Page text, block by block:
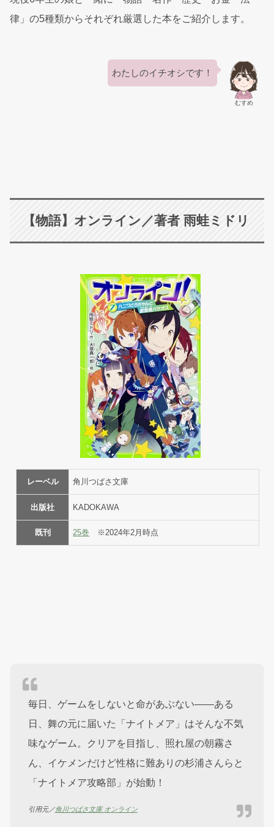
律」の5種類からそれぞれ厳選した本をご紹介します。
むすめ
わたしのイチオシです！
【物語】オンライン／著者 雨蛙ミドリ
レーベル 角川つばさ文庫
出版社 KADOKAWA
既刊 25巻 ※2024年2月時点
毎日、ゲームをしないと命があぶない――ある
日、舞の元に届いた「ナイトメア」はそんな不気
味なゲーム。クリアを目指し、照れ屋の朝霧さ
ん、イケメンだけど性格に難ありの杉浦さんらと
「ナイトメア攻略部」が始動！
引用元／角川つばさ文庫 オンライン